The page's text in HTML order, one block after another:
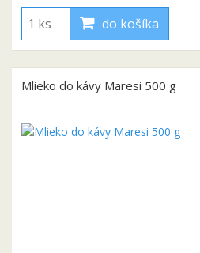
do košíka
Mlieko do kávy Maresi 500 g